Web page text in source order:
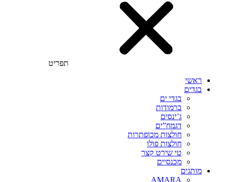
תפריט
ראשי
בגדים
בגדי ים
ברמודות
ג’ינסים
דגמח”ים
חולצות מכופתרות
חולצות פולו
טי שירט קצר
מכנסיים
מותגים
AMARA